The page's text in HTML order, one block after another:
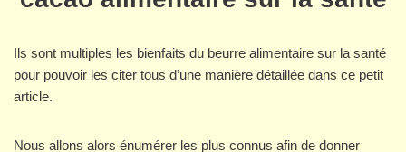
Ils sont multiples les bienfaits du beurre alimentaire sur la santé
pour pouvoir les citer tous d’une manière détaillée dans ce petit
article.
Nous allons alors énumérer les plus connus afin de donner